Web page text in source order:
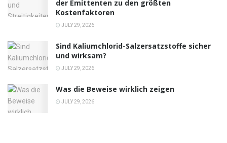
der Emittenten zu den größten
Kostenfaktoren
JULY 29, 2026
Sind Kaliumchlorid-Salzersatzstoffe sicher
und wirksam?
JULY 29, 2026
Was die Beweise wirklich zeigen
JULY 29, 2026